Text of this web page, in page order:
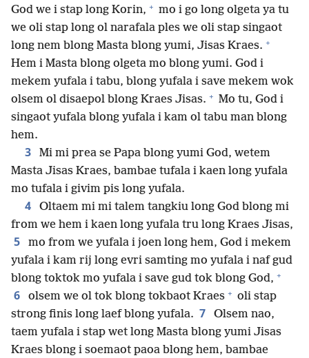
God we i stap long Korin, + mo i go long olgeta ya tu
we oli stap long ol narafala ples we oli stap singaot
long nem blong Masta blong yumi, Jisas Kraes. +
Hem i Masta blong olgeta mo blong yumi. God i
mekem yufala i tabu, blong yufala i save mekem wok
olsem ol disaepol blong Kraes Jisas. + Mo tu, God i
singaot yufala blong yufala i kam ol tabu man blong
hem.
3
Mi mi prea se Papa blong yumi God, wetem
Masta Jisas Kraes, bambae tufala i kaen long yufala
mo tufala i givim pis long yufala.
4
Oltaem mi mi talem tangkiu long God blong mi
from we hem i kaen long yufala tru long Kraes Jisas,
5
mo from we yufala i joen long hem, God i mekem
yufala i kam rij long evri samting mo yufala i naf gud
blong toktok mo yufala i save gud tok blong God, +
6 olsem we ol tok blong tokbaot Kraes + oli stap
strong finis long laef blong yufala. 7
Olsem nao,
taem yufala i stap wet long Masta blong yumi Jisas
Kraes blong i soemaot paoa blong hem, bambae